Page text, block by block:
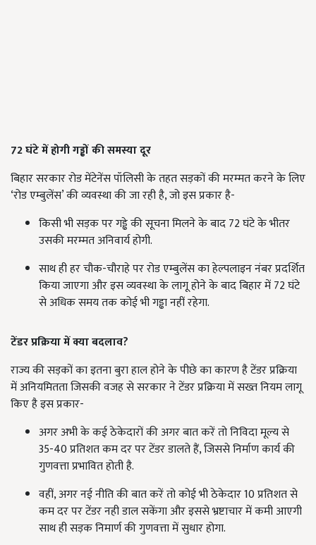
72घंटे में होगी गड्ढों की समस्या दूर
बिहार सरकार रोड मेंटेनेंस पॉलिसी के तहत सड़कों की मरम्मत करने के लिए
‘रोड एम्बुलेंस’ की व्यवस्था की जा रही है, जो इस प्रकार है-
किसी भी सड़क पर गड्ढे की सूचना मिलने के बाद 72 घंटे के भीतर
उसकी मरम्मत अनिवार्य होगी.
साथ ही हर चौक-चौराहे पर रोड एम्बुलेंस का हेल्पलाइन नंबर प्रदर्शित
किया जाएगा और इस व्यवस्था के लागू होने के बाद बिहार में 72 घंटे
से अधिक समय तक कोई भी गड्ढा नहीं रहेगा.
टेंडर प्रक्रिया में क्या बदलाव?
राज्य की सड़कों का इतना बुरा हाल होने के पीछे का कारण है टेंडर प्रक्रिया
में अनियमितता जिसकी वजह से सरकार ने टेंडर प्रक्रिया में सख्त नियम लागू
किए है इस प्रकार-
अगर अभी के कई ठेकेदारों की अगर बात करें तो निविदा मूल्य से
35-40 प्रतिशत कम दर पर टेंडर डालते हैं, जिससे निर्माण कार्य की
गुणवत्ता प्रभावित होती है.
वहीं, अगर नई नीति की बात करें तो कोई भी ठेकेदार 10 प्रतिशत से
कम दर पर टेंडर नही डाल सकेंगा और इससे भ्रष्टाचार में कमी आएगी
साथ ही सड़क निमार्ण की गुणवत्ता में सुधार होगा.